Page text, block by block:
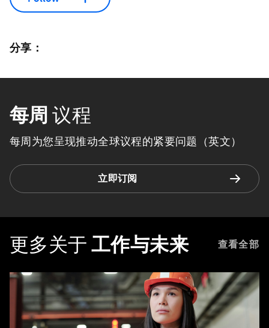
分享：
每周 议程
每周为您呈现推动全球议程的紧要问题（英文）
立即订阅
更多关于 工作与未来 查看全部